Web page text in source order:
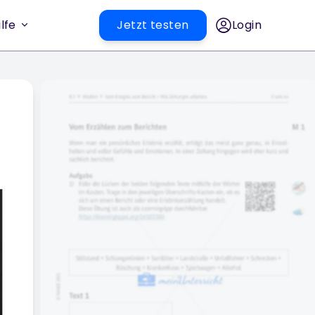
Jetzt testen Login